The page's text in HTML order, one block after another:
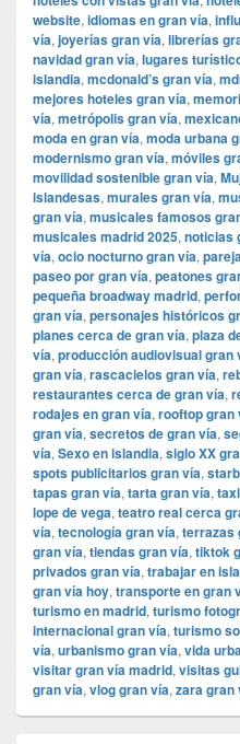
website, idiomas en gran vía,
vía, joyerías gran vía, librerías
navidad gran vía, lugares
islandia, mcdonald’s gran vía,
mejores hoteles gran vía,
vía, metrópolis gran vía,
moda en gran vía, moda urbana
modernismo gran vía, móviles
movilidad sostenible gran vía,
islandesas, murales gran vía,
gran vía, musicales famosos
musicales madrid 2025, noticias
vía, ocio nocturno gran vía,
paseo por gran vía, peatones
pequeña broadway madrid,
gran vía, personajes históricos
planes cerca de gran vía, plaza
vía, producción audiovisual gran
gran vía, rascacielos gran vía,
restaurantes cerca de gran vía,
rodajes en gran vía, rooftop gran
gran vía, secretos de gran vía,
vía, Sexo en islandia, siglo XX
spots publicitarios gran vía,
tapas gran vía, tarta gran vía,
lope de vega, teatro real cerca
vía, tecnología gran vía, terrazas
gran vía, tiendas gran vía, tiktok
privados gran vía, trabajar en
gran vía hoy, transporte en gran
turismo en madrid, turismo
internacional gran vía, turismo
vía, urbanismo gran vía, vida
visitar gran vía madrid, visitas
gran vía, vlog gran vía, zara gran